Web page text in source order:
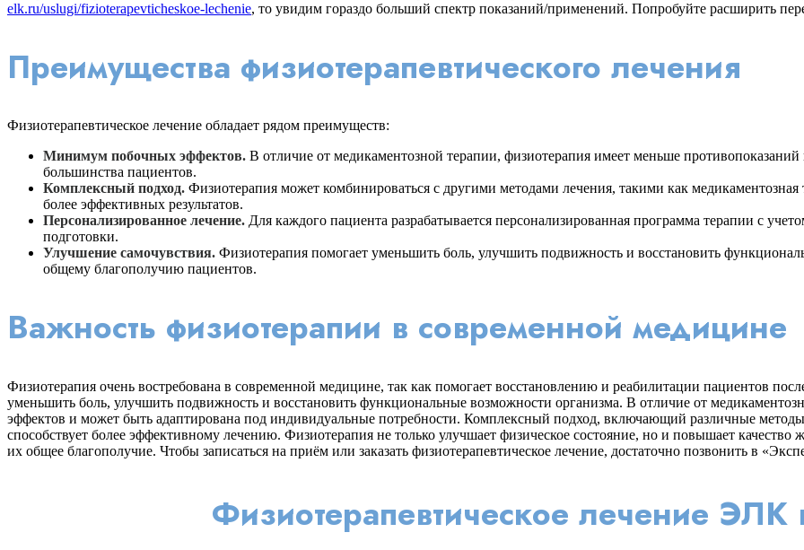
elk.ru/uslugi/fizioterapevticheskoe-lechenie, то увидим гораздо больший спектр показаний/применений. Попробуйте расширить
Преимущества физиотерапевтического лечения
Физиотерапевтическое лечение обладает рядом преимуществ:
Минимум побочных эффектов. В отличие от медикаментозной терапии, физиотерапия имеет меньше
большинства пациентов.
Комплексный подход. Физиотерапия может комбинироваться с другими методами лечения, такими как медикаментозная
более эффективных результатов.
Персонализированное лечение. Для каждого пациента разрабатывается персонализированная программа терапии с
подготовки.
Улучшение самочувствия. Физиотерапия помогает уменьшить боль, улучшить подвижность и восстановить
общему благополучию пациентов.
Важность физиотерапии в современной медицине
Физиотерапия очень востребована в современной медицине, так как помогает восстановлению и реабилитации пациентов
уменьшить боль, улучшить подвижность и восстановить функциональные возможности организма. В отличие от
эффектов и может быть адаптирована под индивидуальные потребности. Комплексный подход, включающий различные
способствует более эффективному лечению. Физиотерапия не только улучшает физическое состояние, но и повышает
их общее благополучие. Чтобы записаться на приём или заказать физиотерапевтическое лечение, достаточно позвонить в
Физиотерапевтическое лечение